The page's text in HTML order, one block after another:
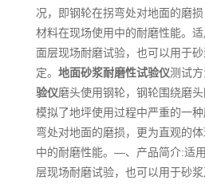
况，即钢轮在拐弯处对地面的磨
材料在现场使用中的耐磨性能。
面层现场耐磨试验，也可以用于
定。 地面砂浆耐磨性试验仪测试方
验仪磨头使用钢轮，钢轮围绕磨头
模拟了地坪使用过程中严重的一
弯处对地面的磨损，更为直观的
中的耐磨性能。—、产品简介:适
层现场耐磨试验，也可以用于砂